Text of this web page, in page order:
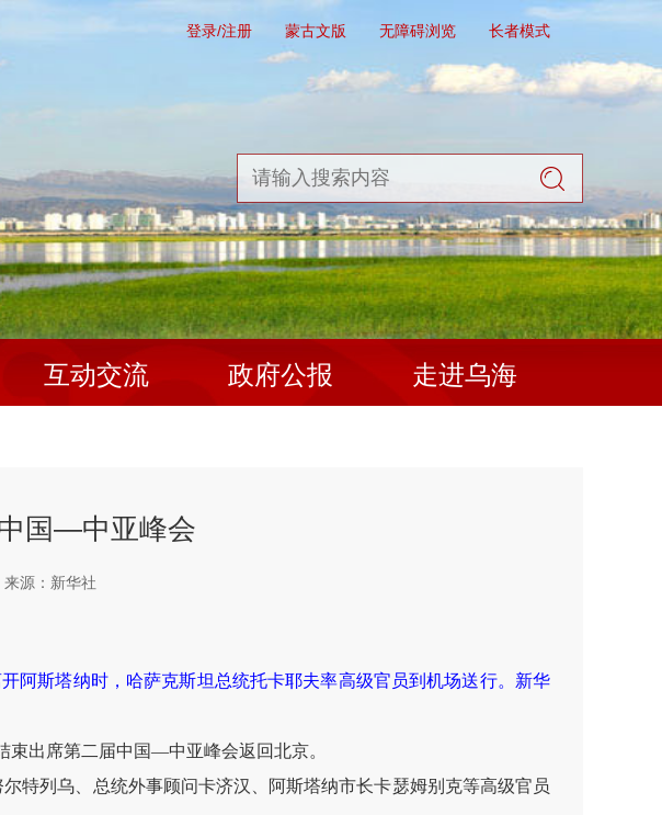
登录/注册 蒙古文版 无障碍浏览 长者模式
互动交流 政府公报 走进乌海
国—中亚峰会
来源：新华社
阿斯塔纳时，哈萨克斯坦总统托卡耶夫率高级官员到机场送行。新华
束出席第二届中国—中亚峰会返回北京。
特列乌、总统外事顾问卡济汉、阿斯塔纳市长卡瑟姆别克等高级官员